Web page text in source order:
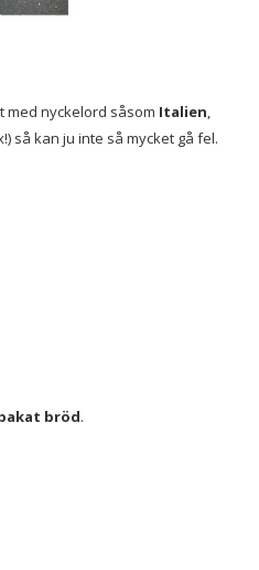
med nyckelord såsom Italien,
så kan ju inte så mycket gå fel.
bröd.